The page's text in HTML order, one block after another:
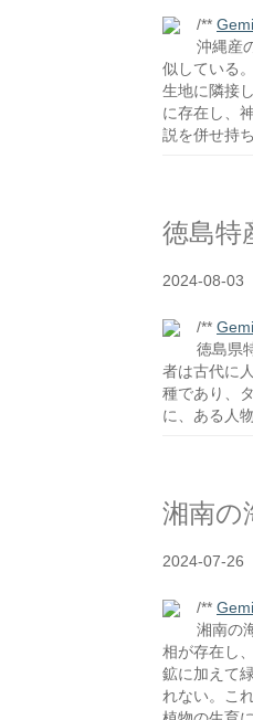
/**
沖縄産
似している
生地に隣接
に存在し、
説を併せ持
徳島特
2024-08-03
/**
徳島県
者は古代に
種であり、
に、ある人
湘南の
2024-07-26
/**
湘南の
相が存在し
鉱に加えて
れない。こ